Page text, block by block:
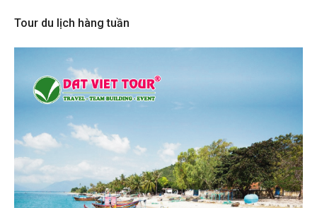
Tour du lịch hàng tuần